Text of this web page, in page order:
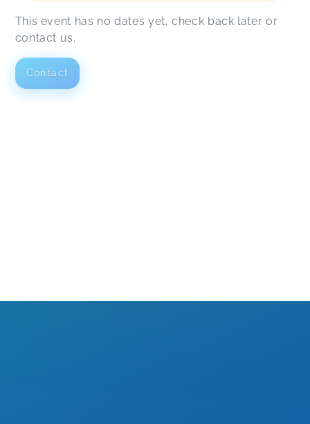
This event has no dates yet, check back later or
contact us.
Contact